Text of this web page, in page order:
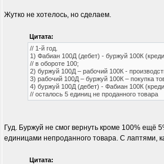
Жутко не хотелось, но сделаем.
Цитата:
// 1-й год.
1) Фабиан 100Д (дебет) - буржуй 100К
// в обороте 100;
2) буржуй 100Д – рабочий 100К -
3) рабочий 100Д – буржуй 100К – покупка
4) буржуй 100Д (дебет) - Фабиан 100К
// осталось 5 единиц не проданного товара
Гуд. Буржуй не смог вернуть кроме 100%
единицами непроданного товара. С лаптями,
Цитата: